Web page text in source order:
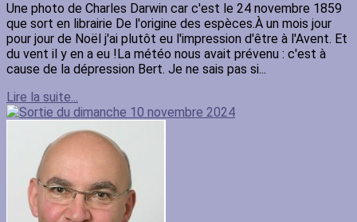
Une photo de Charles Darwin car c'est le 24 novembre 1859
que sort en librairie De l'origine des espèces.À un mois jour
pour jour de Noël j'ai plutôt eu l'impression d'être à l'Avent. Et
du vent il y en a eu !La météo nous avait prévenu : c'est à
cause de la dépression Bert. Je ne sais pas si...
Lire la suite...